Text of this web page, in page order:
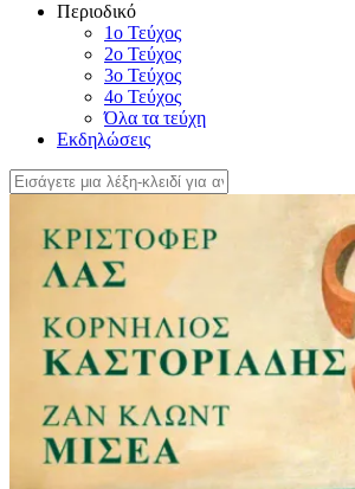
Περιοδικό
1ο Τεύχος
2ο Τεύχος
3ο Τεύχος
4o Τεύχος
Όλα τα τεύχη
Εκδηλώσεις